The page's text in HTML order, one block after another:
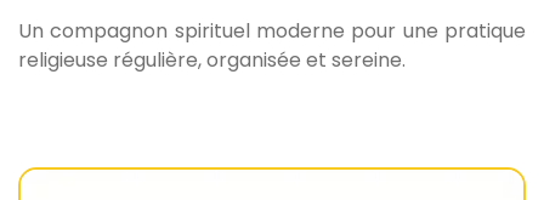
Un compagnon spirituel moderne pour une pratique
religieuse régulière, organisée et sereine.